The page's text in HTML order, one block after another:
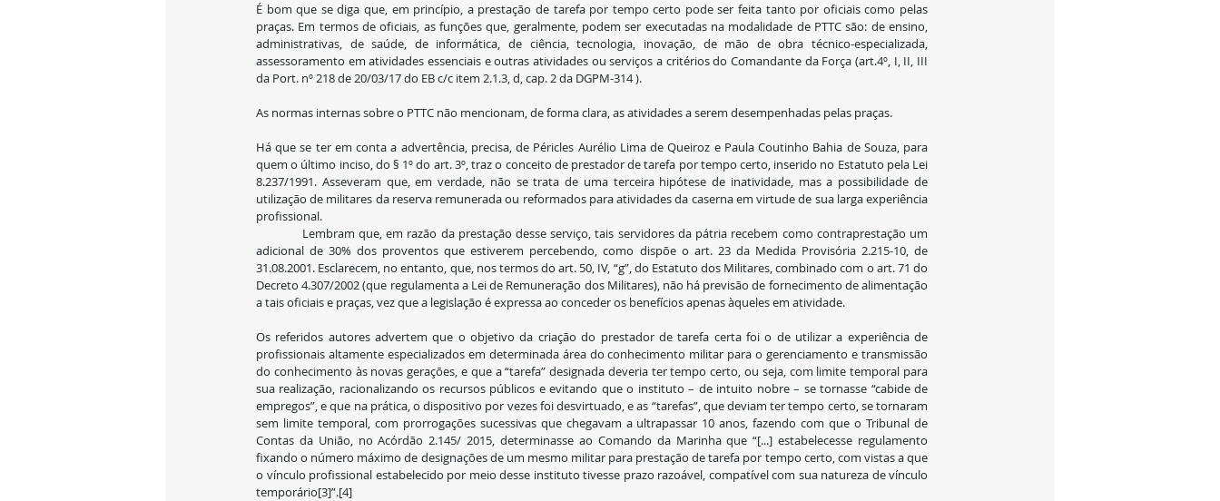
É bom que se diga que, em princípio, a prestação de tarefa por tempo certo pode ser feita tanto por oficiais como pelas
praças. Em termos de oficiais, as funções que, geralmente, podem ser executadas na modalidade de PTTC são: de ensino,
administrativas, de saúde, de informática, de ciência, tecnologia, inovação, de mão de obra técnico-especializada,
assessoramento em atividades essenciais e outras atividades ou serviços a critérios do Comandante da Força (art.4º, I, II, III
da Port. nº 218 de 20/03/17 do EB c/c item 2.1.3, d, cap. 2 da DGPM-314 ).
As normas internas sobre o PTTC não mencionam, de forma clara, as atividades a serem desempenhadas pelas praças.
Há que se ter em conta a advertência, precisa, de Péricles Aurélio Lima de Queiroz e Paula Coutinho Bahia de Souza, para
quem o último inciso, do § 1º do art. 3º, traz o conceito de prestador de tarefa por tempo certo, inserido no Estatuto pela Lei
8.237/1991. Asseveram que, em verdade, não se trata de uma terceira hipótese de inatividade, mas a possibilidade de
utilização de militares da reserva remunerada ou reformados para atividades da caserna em virtude de sua larga experiência
profissional.
adicional de 30% dos proventos que estiverem percebendo, como dispõe o art. 23 da Medida Provisória 2.215-10, de
31.08.2001. Esclarecem, no entanto, que, nos termos do art. 50, IV, “g”, do Estatuto dos Militares, combinado com o art. 71 do
Decreto 4.307/2002 (que regulamenta a Lei de Remuneração dos Militares), não há previsão de fornecimento de alimentação
a tais oficiais e praças, vez que a legislação é expressa ao conceder os benefícios apenas àqueles em atividade.
Os referidos autores advertem que o objetivo da criação do prestador de tarefa certa foi o de utilizar a experiência de
profissionais altamente especializados em determinada área do conhecimento militar para o gerenciamento e transmissão
do conhecimento às novas gerações, e que a “tarefa” designada deveria ter tempo certo, ou seja, com limite temporal para
sua realização, racionalizando os recursos públicos e evitando que o instituto – de intuito nobre – se tornasse “cabide de
empregos”, e que na prática, o dispositivo por vezes foi desvirtuado, e as “tarefas”, que deviam ter tempo certo, se tornaram
sem limite temporal, com prorrogações sucessivas que chegavam a ultrapassar 10 anos, fazendo com que o Tribunal de
Contas da União, no Acórdão 2.145/ 2015, determinasse ao Comando da Marinha que “[...] estabelecesse regulamento
fixando o número máximo de designações de um mesmo militar para prestação de tarefa por tempo certo, com vistas a que
o vínculo profissional estabelecido por meio desse instituto tivesse prazo razoável, compatível com sua natureza de vínculo
temporário[3]”.[4]